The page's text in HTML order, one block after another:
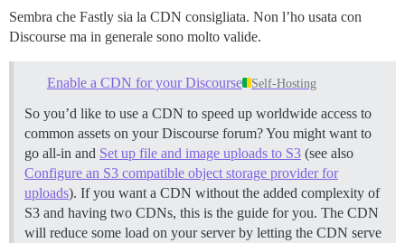
Sembra che Fastly sia la CDN consigliata. Non l’ho usata con
Discourse ma in generale sono molto valide.
Enable a CDN for your Discourse Self-Hosting
So you’d like to use a CDN to speed up worldwide access to
common assets on your Discourse forum? You might want to
go all-in and Set up file and image uploads to S3 (see also
Configure an S3 compatible object storage provider for
uploads). If you want a CDN without the added complexity of
S3 and having two CDNs, this is the guide for you. The CDN
will reduce some load on your server by letting the CDN serve